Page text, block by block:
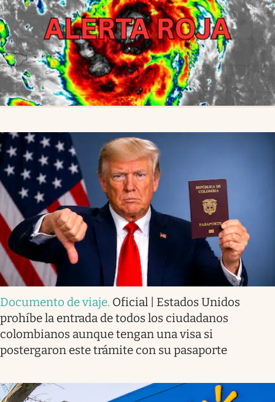
Documento de viaje. Oficial | Estados Unidos
prohíbe la entrada de todos los ciudadanos
colombianos aunque tengan una visa si
postergaron este trámite con su pasaporte